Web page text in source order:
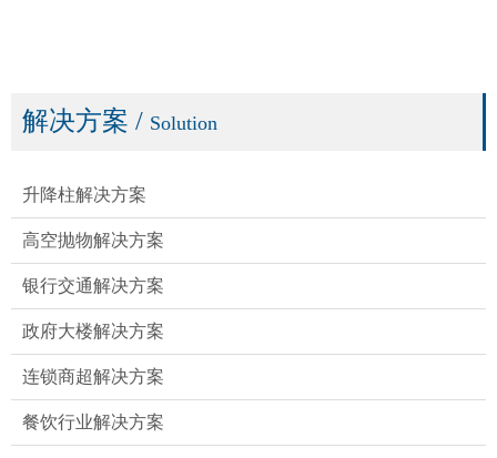
解决方案 / Solution
升降柱解决方案​
高空抛物解决方案​
银行交通解决方案
政府大楼解决方案
连锁商超解决方案
餐饮行业解决方案